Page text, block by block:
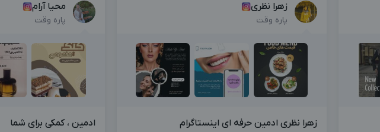
زهرا نظری
پاره وقت
زهرا نظری ادمین حرفه ای اینستاگرام
محیا آرام
پاره وقت
ادمین ، کمکی برای شما